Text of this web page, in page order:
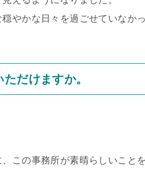
やかな日々を過ごせていなか
だけますか。
この事務所が素晴らしいこと